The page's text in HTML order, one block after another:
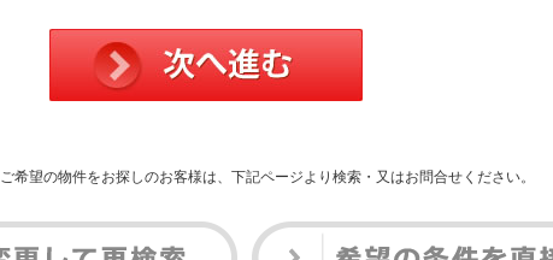
ご希望の物件をお探しのお客様は、下記ページより検索・又はお問合せください。